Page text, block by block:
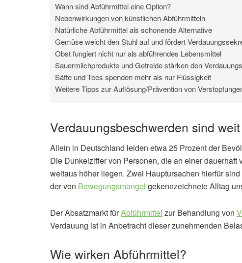
Wann sind Abführmittel eine Option?
Nebenwirkungen von künstlichen Abführmitteln
Natürliche Abführmittel als schonende Alternative
Gemüse weicht den Stuhl auf und fördert
Obst fungiert nicht nur als abführendes Lebensmittel
Sauermilchprodukte und Getreide stärken den
Säfte und Tees spenden mehr als nur Flüssigkeit
Weitere Tipps zur Auflösung/Prävention von
Verdauungsbeschwerden sind
Allein in Deutschland leiden etwa 25 Prozent der
Die Dunkelziffer von Personen, die an einer
weitaus höher liegen. Zwei Hauptursachen hierfür
der von Bewegungsmangel gekennzeichnete Alltag
Der Absatzmarkt fürAbführmittel zur Behandlung von
Verdauung ist in Anbetracht dieser zunehmenden
Wie wirken Abführmittel?